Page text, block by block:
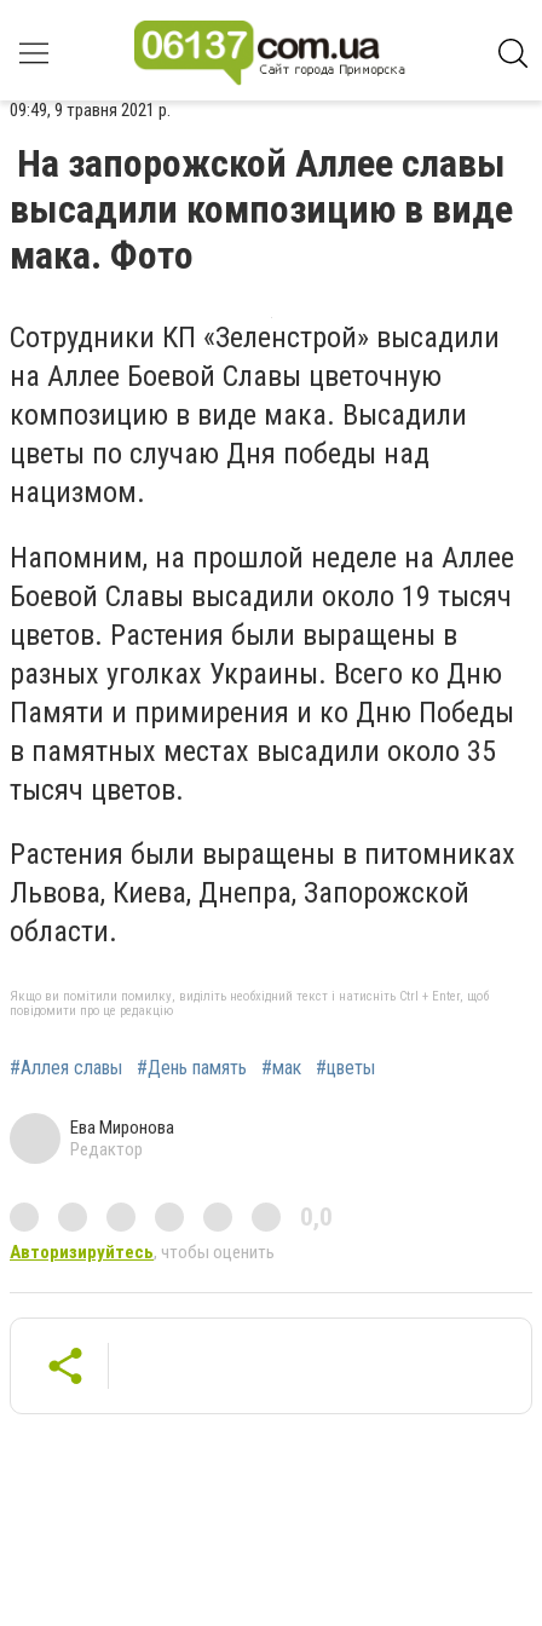
09:49, 9 травня 2021 р.
На запорожской Аллее славы
высадили композицию в виде
мака. Фото
Сотрудники КП «Зеленстрой» высадили
на Аллее Боевой Славы цветочную
композицию в виде мака. Высадили
цветы по случаю Дня победы над
нацизмом.
Напомним, на прошлой неделе на Аллее
Боевой Славы высадили около 19 тысяч
цветов. Растения были выращены в
разных уголках Украины. Всего ко Дню
Памяти и примирения и ко Дню Победы
в памятных местах высадили около 35
тысяч цветов.
Растения были выращены в питомниках
Львова, Киева, Днепра, Запорожской
области.
Якщо ви помітили помилку, виділіть необхідний текст і натисніть Ctrl + Enter, щоб
повідомити про це редакцію
#Аллея славы #День память #мак #цветы
Ева Миронова
Редактор
0,0
Авторизируйтесь, чтобы оценить